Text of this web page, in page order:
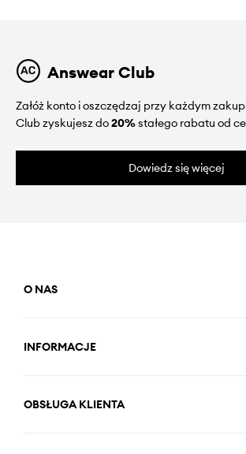
Answear Club
Załóż konto i oszczędzaj przy każdym
Club zyskujesz do20%stałego rabatu od
Dowiedz się więcej
O NAS
INFORMACJE
OBSŁUGA KLIENTA